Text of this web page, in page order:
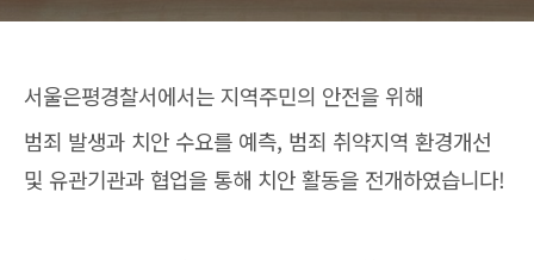
서울은평경찰서에서는 지역주민의 안전을 위해
범죄 발생과 치안 수요를 예측, 범죄 취약지역 환경개선
및 유관기관과 협업을 통해 치안 활동을 전개하였습니다!